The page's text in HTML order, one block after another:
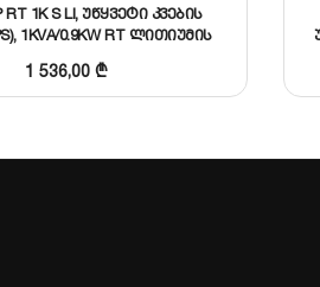
RT 1K S LI, უწყვეტი კვების
1KVA/0.9KW RT ლითიუმის
1 536,00₾